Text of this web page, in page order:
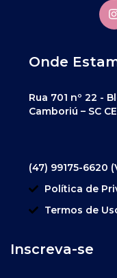
Onde
Rua 701 nº 22 -
Camboriú – SC
(47) 99175-6620
Política de
Termos de
Inscreva-se